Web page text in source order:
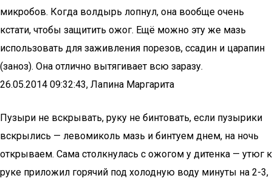
микробов. Когда волдырь лопнул, она вообще очень
кстати, чтобы защитить ожог. Ещё можно эту же мазь
использовать для заживления порезов, ссадин и царапин
(заноз). Она отлично вытягивает всю заразу.
26.05.2014 09:32:43, Лапина Маргарита
Пузыри не вскрывать, руку не бинтовать, если пузырики
вскрылись — левомиколь мазь и бинтуем днем, на ночь
открываем. Сама столкнулась с ожогом у дитенка — утюг к
руке приложил горячий под холодную воду минуты на 2-3,